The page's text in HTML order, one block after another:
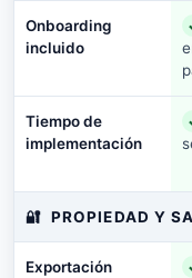
Onboarding
incluido
Tiempo de
implementación
🔐 PROPIEDAD Y
Exportación